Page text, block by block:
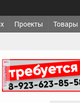
Проекты Товары
реклама